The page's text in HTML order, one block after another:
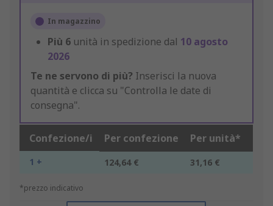
In magazzino
Più 6 unità in spedizione dal 10 agosto
2026
Te ne servono di più? Inserisci la nuova
quantità e clicca su "Controlla le date di
consegna".
Confezione/i Per confezione Per unità*
1 + 124,64 € 31,16 €
*prezzo indicativo